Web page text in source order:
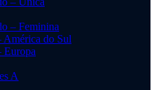
– Feminina
América do Sul
Europa
A